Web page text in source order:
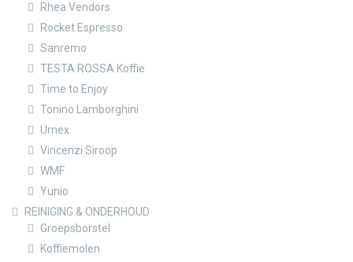
Rhea Vendors
Rocket Espresso
Sanremo
TESTA ROSSA Koffie
Time to Enjoy
Tonino Lamborghini
Urnex
Vincenzi Siroop
WMF
Yunio
REINIGING & ONDERHOUD
Groepsborstel
Koffiemolen